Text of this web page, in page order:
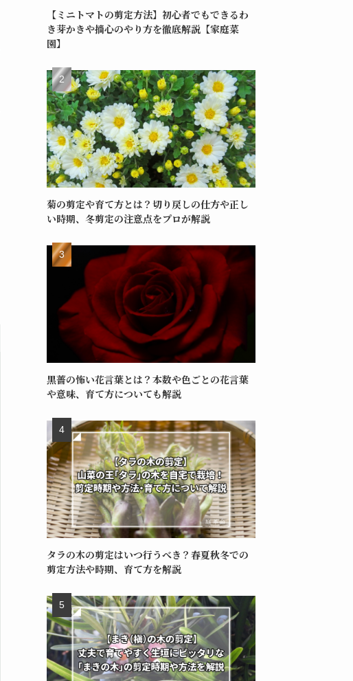
【ミニトマトの剪定方法】初心者でもできるわ
き芽かきや摘心のやり方を徹底解説【家庭菜
園】
菊の剪定や育て方とは？切り戻しの仕方や正し
い時期、冬剪定の注意点をプロが解説
黒薔の怖い花言葉とは？本数や色ごとの花言葉
や意味、育て方についても解説
タラの木の剪定はいつ行うべき？春夏秋冬での
剪定方法や時期、育て方を解説